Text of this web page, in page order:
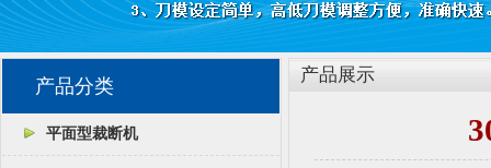
产品分类
平面型裁断机
产品展示